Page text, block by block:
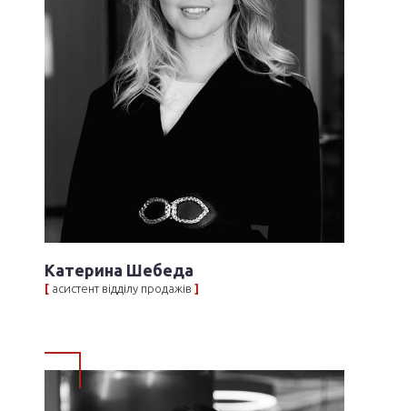
Катерина Шебеда
[ асистент відділу продажів ]